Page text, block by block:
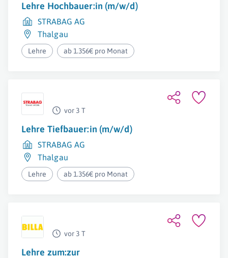
Lehre Hochbauer:in (m/w/d)
STRABAG AG
Thalgau
Lehre ab 1.356€ pro Monat
vor 3 T
Lehre Tiefbauer:in (m/w/d)
STRABAG AG
Thalgau
Lehre ab 1.356€ pro Monat
vor 3 T
Lehre zum:zur